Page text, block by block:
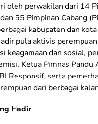
oleh perwakilan dari 14
55 Pimpinan Cabang
kabupaten dan
pula aktivis
keagamaan dan sosial,
Ketua Pimnas Pandu
Responsif, serta
dari berbagai
Hadir